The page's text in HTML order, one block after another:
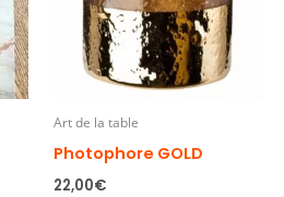
Art de la table
Photophore GOLD
22,00€